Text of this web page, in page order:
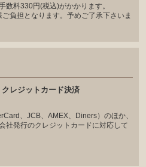
料330円(税込)がかかります。
負担となります。予めご了承下さいま
レジットカード決済
、JCB、AMEX、Diners）のほか、
社発行のクレジットカードに対応して